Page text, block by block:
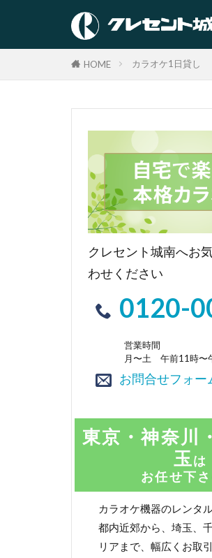
HOME カラオケ1日貸し
クレセント城南へお
わせください
0120-
営業時間
月〜土 午前11時〜
お問合せフォー
東京・神奈川
玉は
お任せ下さ
カラオケ機器のレンタ
都内近郊から、埼玉、
リアまで、幅広くお取